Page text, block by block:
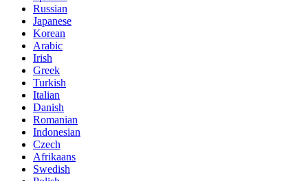
Russian
Japanese
Korean
Arabic
Irish
Greek
Turkish
Italian
Danish
Romanian
Indonesian
Czech
Afrikaans
Swedish